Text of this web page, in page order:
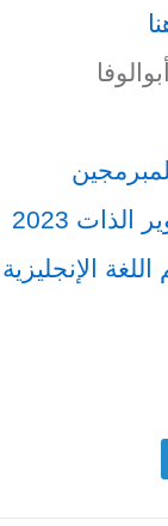
2023